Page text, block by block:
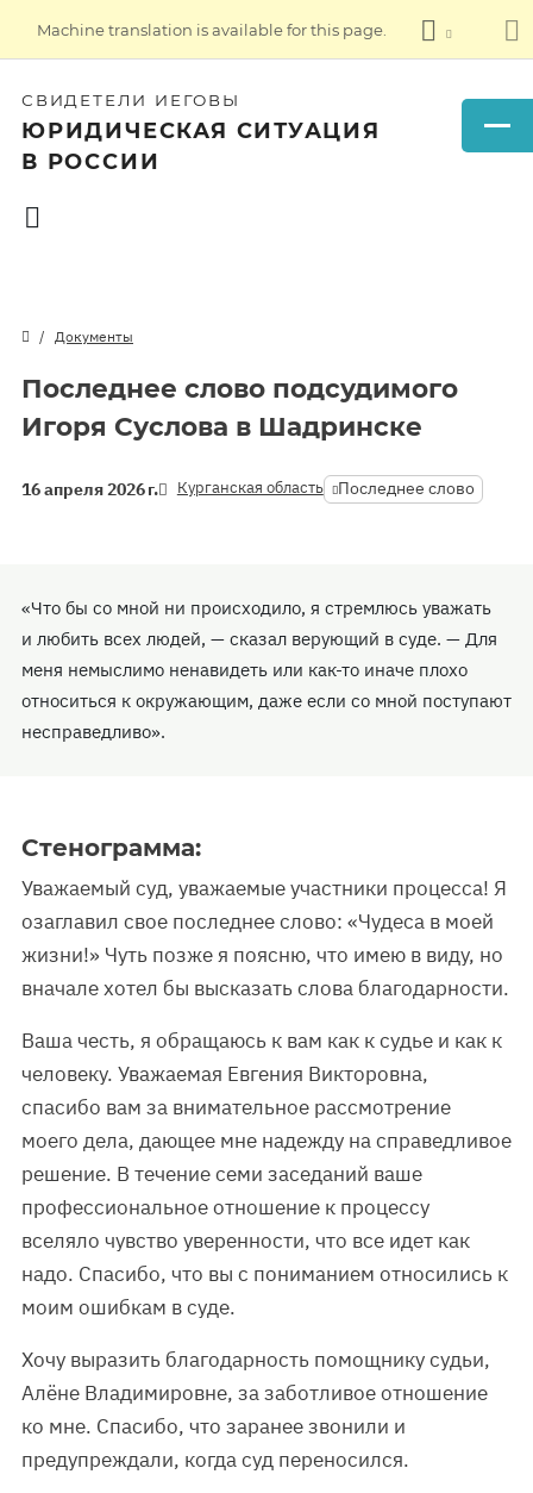
Machine translation is available for this page.
СВИДЕТЕЛИ ИЕГОВЫ
ЮРИДИЧЕСКАЯ СИТУАЦИЯ
В РОССИИ
Документы
Последнее слово подсудимого
Игоря Суслова в Шадринске
16 апреля 2026 г. Курганская область Последнее слово
«Что бы со мной ни происходило, я стремлюсь уважать
и любить всех людей, — сказал верующий в суде. — Для
меня немыслимо ненавидеть или как-то иначе плохо
относиться к окружающим, даже если со мной поступают
несправедливо».
Стенограмма:
Уважаемый суд, уважаемые участники процесса! Я
озаглавил свое последнее слово: «Чудеса в моей
жизни!» Чуть позже я поясню, что имею в виду, но
вначале хотел бы высказать слова благодарности.
Ваша честь, я обращаюсь к вам как к судье и как к
человеку. Уважаемая Евгения Викторовна,
спасибо вам за внимательное рассмотрение
моего дела, дающее мне надежду на справедливое
решение. В течение семи заседаний ваше
профессиональное отношение к процессу
вселяло чувство уверенности, что все идет как
надо. Спасибо, что вы с пониманием относились к
моим ошибкам в суде.
Хочу выразить благодарность помощнику судьи,
Алёне Владимировне, за заботливое отношение
ко мне. Спасибо, что заранее звонили и
предупреждали, когда суд переносился.